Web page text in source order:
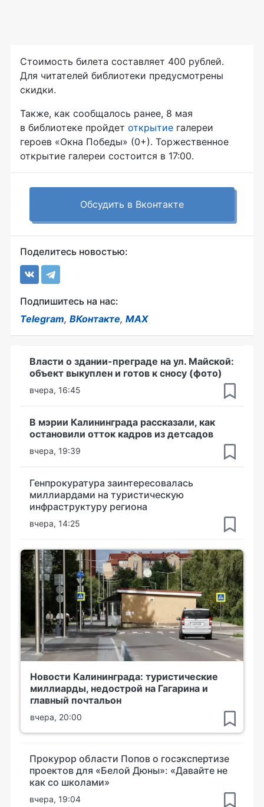
Стоимость билета составляет 400 рублей.
Для читателей библиотеки предусмотрены
скидки.
Также, как сообщалось ранее, 8 мая
в библиотеке пройдет открытие галереи
героев «Окна Победы» (0+). Торжественное
открытие галереи состоится в 17:00.
Обсудить в Вконтакте
Поделитесь новостью:
Подпишитесь на нас:
Telegram, ВКонтакте, MAX
Власти о здании-преграде на ул. Майской:
объект выкуплен и готов к сносу (фото)
вчера, 16:45
В мэрии Калининграда рассказали, как
остановили отток кадров из детсадов
вчера, 19:39
Генпрокуратура заинтересовалась
миллиардами на туристическую
инфраструктуру региона
вчера, 14:25
Новости Калининграда: туристические
миллиарды, недострой на Гагарина и
главный почтальон
вчера, 20:00
Прокурор области Попов о госэкспертизе
проектов для «Белой Дюны»: «Давайте не
как со школами»
вчера, 19:04